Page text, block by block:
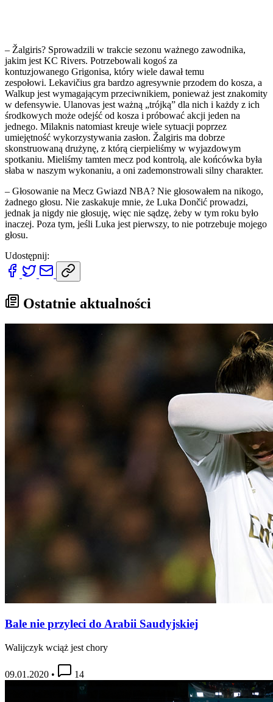
– Žalgiris? Sprowadzili w trakcie sezonu ważnego zawodnika,
jakim jest KC Rivers. Potrzebowali kogoś za
kontuzjowanego Grigonisa, który wiele dawał temu
zespołowi. Lekavičius gra bardzo agresywnie przodem do kosza, a
Walkup jest wymagającym przeciwnikiem, ponieważ jest znakomity
w defensywie. Ulanovas jest ważną „trójką” dla nich i każdy z ich
środkowych może odejść od kosza i próbować akcji jeden na
jednego. Milaknis natomiast kreuje wiele sytuacji poprzez
umiejętność wykorzystywania zasłon. Žalgiris ma dobrze
skonstruowaną drużynę, z którą cierpieliśmy w wyjazdowym
spotkaniu. Mieliśmy tamten mecz pod kontrolą, ale końcówka była
słaba w naszym wykonaniu, a oni zademonstrowali silny charakter.
– Głosowanie na Mecz Gwiazd NBA? Nie głosowałem na nikogo,
żadnego głosu. Nie zaskakuje mnie, że Luka Dončić prowadzi,
jednak ja nigdy nie głosuję, więc nie sądzę, żeby w tym roku było
inaczej. Poza tym, jeśli Luka jest pierwszy, to nie potrzebuje mojego
głosu.
Udostępnij:
Ostatnie aktualności
Bale nie przyleci do Arabii Saudyjskiej
Walijczyk wciąż jest chory
09.01.2020 • 14